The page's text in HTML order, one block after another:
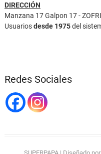
DIRECCIÓN
Manzana 17 Galpon 17 - ZOFRI
Usuariosdesde 1975del
Redes Sociales